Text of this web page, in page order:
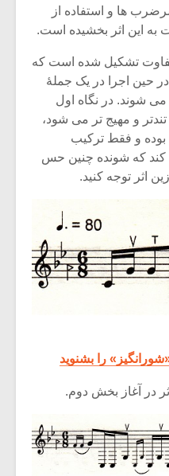
ها و استفاده از
به این اثر بخشیده است.
تشکیل شده است که
حین اجرا در یک جملۀ
شوند. در نگاه اول
و مهیج تر می شود،
بوده و فقط ترکیب
کند که شونده چنین حس
اثر توجه کنید.
را بشنوید
در آغاز بخش دوم.
موریس ژار
سکانسی
موسیقی